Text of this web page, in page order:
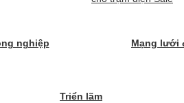
nghiệp Mạng lưới
Triển lãm